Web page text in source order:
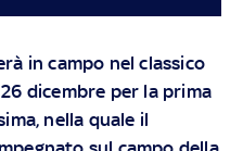
in campo nel classico
dicembre per la prima
nella quale il